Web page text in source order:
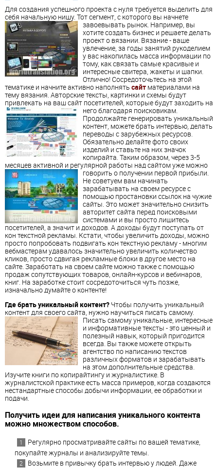
Для создания успешного проекта с нуля требуется выделить для
себя начальную нишу. Тот сегмент, с которого вы начнете
завоевывать рынок. Например, вы
хотите создать бизнес и решаете делать
проект о вязании. Вязание - ваше
увлечение, за годы занятий рукоделием
у вас накопилась масса информации по
тому, как связать самые красивые и
интересные свитера, жакеты и шапки.
Отлично! Сосредоточьтесь на этой
тематике и начните активно наполнять сайт материалами на
тему вязания. Авторские тексты, картинки и схемы будут
привлекать на ваш сайт посетителей, которые будут заходить на
него благодаря поисковикам.
Продолжайте генерировать уникальный
контент, можете брать интервью, делать
переводы с зарубежных ресурсов.
Обязательно делайте фото своих
изделий и ставьте на них значок
копирайта. Таким образом, через 3-5
месяцев активной и регулярной работы над сайтом уже можно
говорить о получении первой прибыли.
Не советуем вам начинать
зарабатывать на своем ресурсе с
помощью простановки ссылок на чужие
сайты. Это может значительно снизить
авторитет сайта перед поисковыми
системами и вы просто лишитесь
посетителей, а значит и доходов. А доходы будут поступать от
кон текстной рекламы. Кстати, чтобы увеличить доходы, можно
просто попробовать подвигать кон текстную рекламу - многим
вебмастерам удавалось значительно увеличить количество
кликов, просто сдвигая рекламные блоки в другое место на
сайте. Заработать на своем сайте можно также с помощью
продаж сопутствующих товаров, онлайн-курсов и вебинаров,
книг. На заработке стоит сосредоточиться чуть позже,
изначально думайте о контенте!
Где брать уникальный контент? Чтобы получить уникальный
контент для своего сайта, нужно научиться писать самому.
Писать самому уникальные, интересные
и информативные тексты - это ценный и
полезный навык, который пригодится
всегда. Вы также можете открыть
агентство по написанию текстов
различных форматов и зарабатывать
на этом дополнительные средства.
Изучите книги по копирайтингу и журналистике. В
журналистской практике есть масса примеров, когда создаются
нестандартные способы добычи информации, ее обработки и
подачи.
Получить идеи для написания уникального контента
можно множеством способов.
Регулярно просматривайте сайты по вашей тематике,
покупайте журналы и анализируйте темы.
Возьмите в привычку брать интервью у людей. Даже